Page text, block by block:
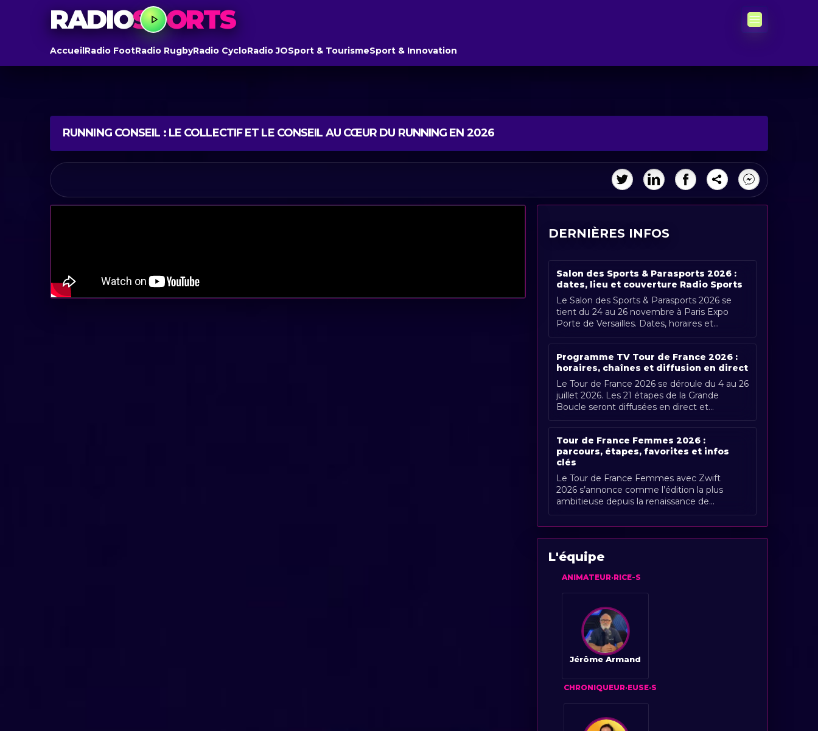
RADIOSPORTS
AccueilRadio FootRadio RugbyRadio CycloRadio JOSport & TourismeSport & Innovation
RUNNING CONSEIL : LE COLLECTIF ET LE CONSEIL AU CŒUR DU RUNNING EN 2026
DERNIÈRES INFOS
Salon des Sports & Parasports 2026 :
dates, lieu et couverture Radio Sports
Le Salon des Sports & Parasports 2026 se
tient du 24 au 26 novembre à Paris Expo
Porte de Versailles. Dates, horaires et
couverture Radio Sports.
Programme TV Tour de France 2026 :
horaires, chaînes et diffusion en direct
Le Tour de France 2026 se déroule du 4 au 26
juillet 2026. Les 21 étapes de la Grande
Boucle seront diffusées en direct et
gratuitement en France par France [...]
Tour de France Femmes 2026 :
parcours, étapes, favorites et infos
clés
Le Tour de France Femmes avec Zwift
2026 s’annonce comme l’édition la plus
ambitieuse depuis la renaissance de
l’épreuve. Organisée du 1er au 9 août 2026,
[...]
L'équipe
ANIMATEUR·RICE-S
Jérôme Armand
CHRONIQUEUR·EUSE·S